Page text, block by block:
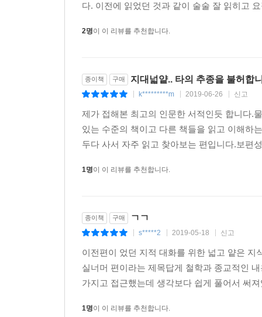
수많은 정보가 난립하고, 금세 그 가치를 잃고
알아야 할 가치 있는 지식만을 훑어볼 수 있는 현
그동안 단편적으로 가졌던 생각의 고리를 부드
예전에 역사 선생님이 역사를 이렇게 이해하
심플하게 잘 정리되었다. (왕공맘나비)
개인적으로 이런 책에 대해서는 크게 기대를
그런 점에서 이 책은 상당히 재미있다. 역사, 경
다. 이전에 읽었던 것과 같이 술술 잘 읽히고
2명이 이 리뷰를 추천합니다.
종이책 구매 지대넓얕.. 타의 추종을 불허합
k*********m 2019-06-26 신고
제가 접해본 최고의 인문한 서적인듯 합니다.
있는 수준의 책이고 다른 책들을 읽고 이해하
두다 사서 자주 읽고 찾아보는 편입니다.보편
1명이 이 리뷰를 추천합니다.
종이책 구매 ㄱㄱ
s*****2 2019-05-18 신고
이전편이 었던 지적 대화를 위한 넓고 얕은
실너머 편이라는 제목답게 철학과 종교적인
가지고 접근했는데 생각보다 쉽게 풀어서 써
1명이 이 리뷰를 추천합니다.